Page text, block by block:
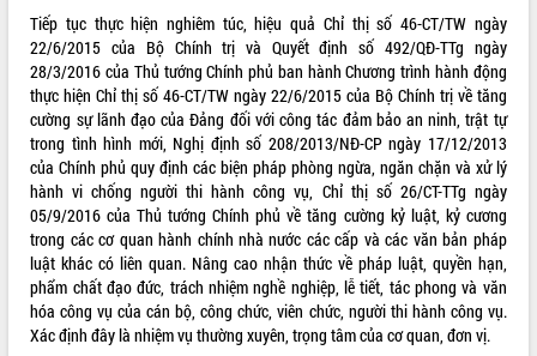
Tiếp tục thực hiện nghiêm túc, hiệu quả Chỉ thị số 46-CT/TW ngày
22/6/2015 của Bộ Chính trị và Quyết định số 492/QĐ-TTg ngày
28/3/2016 của Thủ tướng Chính phủ ban hành Chương trình hành động
thực hiện Chỉ thị số 46-CT/TW ngày 22/6/2015 của Bộ Chính trị về tăng
cường sự lãnh đạo của Đảng đối với công tác đảm bảo an ninh, trật tự
trong tình hình mới, Nghị định số 208/2013/NĐ-CP ngày 17/12/2013
của Chính phủ quy định các biện pháp phòng ngừa, ngăn chặn và xử lý
hành vi chống người thi hành công vụ, Chỉ thị số 26/CT-TTg ngày
05/9/2016 của Thủ tướng Chính phủ về tăng cường kỷ luật, kỷ cương
trong các cơ quan hành chính nhà nước các cấp và các văn bản pháp
luật khác có liên quan. Nâng cao nhận thức về pháp luật, quyền hạn,
phẩm chất đạo đức, trách nhiệm nghề nghiệp, lễ tiết, tác phong và văn
hóa công vụ của cán bộ, công chức, viên chức, người thi hành công vụ.
Xác định đây là nhiệm vụ thường xuyên, trọng tâm của cơ quan, đơn vị.